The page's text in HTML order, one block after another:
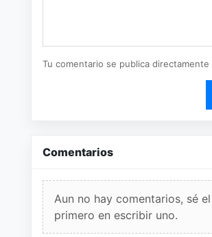
Tu comentario se publica directamente
Comentarios
Aun no hay comentarios, sé el
primero en escribir uno.